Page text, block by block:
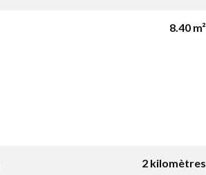
8.40 m²
2 kilomètres